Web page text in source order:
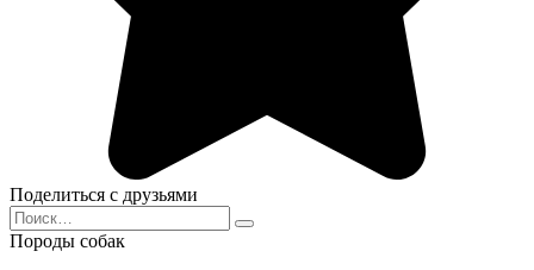
Поделиться с друзьями
Search
for:
Породы собак